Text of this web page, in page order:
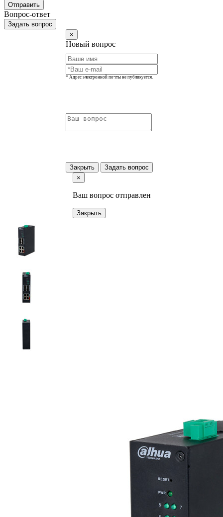
Отправить
Вопрос-ответ
Задать вопрос
×
Новый вопрос
* Адрес электронной почты не публикуется.
Закрыть
Задать вопрос
×
Ваш вопрос отправлен
Закрыть